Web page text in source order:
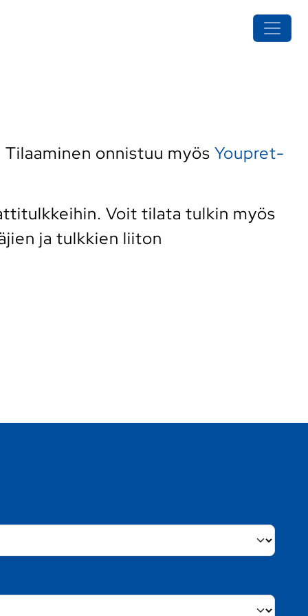
Tilaaminen onnistuu myös Youpret-
Voit tilata tulkin myös
ja tulkkien liiton